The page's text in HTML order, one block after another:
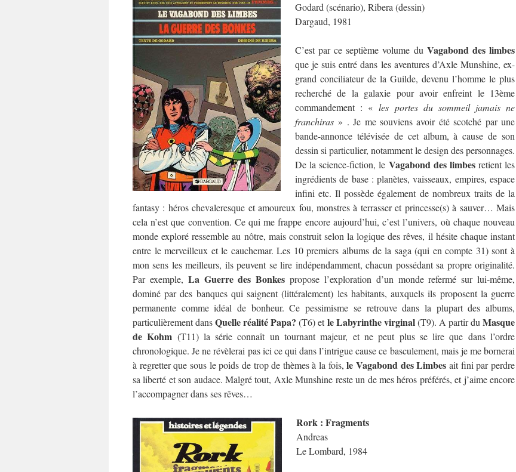
Godard (scénario), Ribera (dessin)
Dargaud, 1981
C’est par ce septième volume du Vagabond des limbes
que je suis entré dans les aventures d’Axle Munshine, ex-
grand conciliateur de la Guilde, devenu l’homme le plus
recherché de la galaxie pour avoir enfreint le 13ème
commandement : «les portes du sommeil jamais ne
franchiras » . Je me souviens avoir été scotché par une
bande-annonce télévisée de cet album, à cause de son
dessin si particulier, notamment le design des personnages.
De la science-fiction, le Vagabond des limbesretient les
ingrédients de base : planètes, vaisseaux, empires, espace
infini etc. Il possède également de nombreux traits de la
fantasy : héros chevaleresque et amoureux fou, monstres à terrasser et princesse(s) à sauver… Mais
cela n’est que convention. Ce qui me frappe encore aujourd’hui, c’est l’univers, où chaque nouveau
monde exploré ressemble au nôtre, mais construit selon la logique des rêves, il hésite chaque instant
entre le merveilleux et le cauchemar. Les 10 premiers albums de la saga (qui en compte 31) sont à
mon sens les meilleurs, ils peuvent se lire indépendamment, chacun possédant sa propre originalité.
Par exemple, La Guerre des Bonkes propose l’exploration d’un monde refermé sur lui-même,
dominé par des banques qui saignent (littéralement) les habitants, auxquels ils proposent la guerre
permanente comme idéal de bonheur. Ce pessimisme se retrouve dans la plupart des albums,
particulièrement dansQuelle réalité Papa? (T6) etle Labyrinthe virginal(T9). A partir duMasque
de Kohm (T11) la série connaît un tournant majeur, et ne peut plus se lire que dans l’ordre
chronologique. Je ne révèlerai pas ici ce qui dans l’intrigue cause ce basculement, mais je me bornerai
à regretter que sous le poids de trop de thèmes à la fois,le Vagabond des Limbes ait fini par perdre
sa liberté et son audace. Malgré tout, Axle Munshine reste un de mes héros préférés, et j’aime encore
l’accompagner dans ses rêves…
Rork : Fragments
Andreas
Le Lombard, 1984